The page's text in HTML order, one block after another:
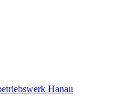
Hanau